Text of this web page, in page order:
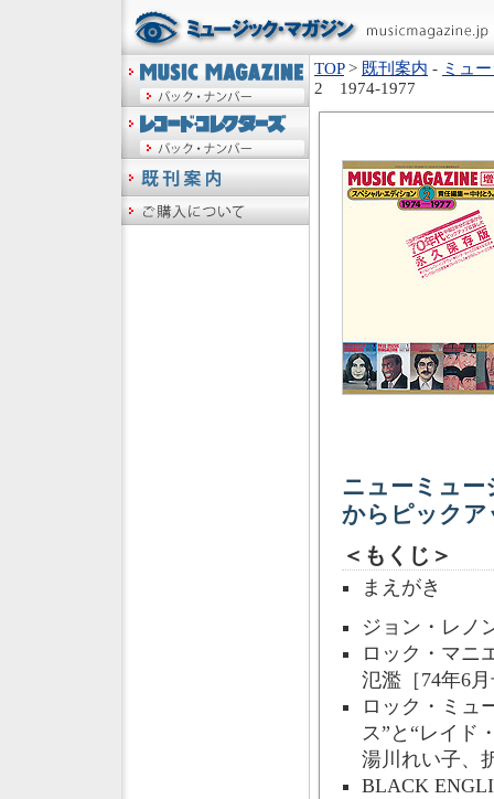
TOP> 既刊案内 - ミュ
2 1974-1977
ニューミュー
からピックア
＜もくじ＞
まえがき
ジョン・レノ
ロック・マニ
氾濫［74年6
ロック・ミュ
ス”と“レイド
湯川れい子、
BLACK